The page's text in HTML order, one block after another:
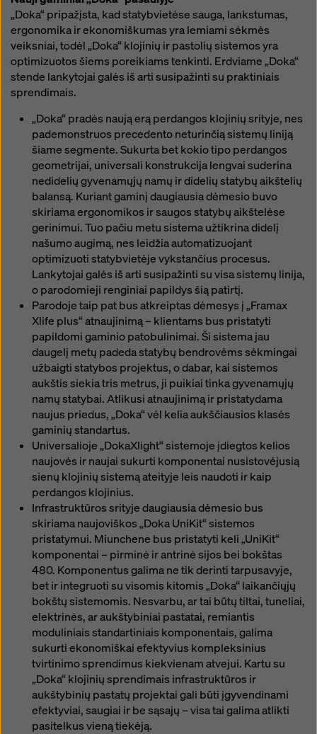
„Doka“ pripažįsta, kad statybvietėse sauga, lankstumas,
ergonomika ir ekonomiškumas yra lemiami sėkmės
veiksniai, todėl „Doka“ klojinių ir pastolių sistemos yra
optimizuotos šiems poreikiams tenkinti. Erdviame „Doka“
stende lankytojai galės iš arti susipažinti su praktiniais
sprendimais.
„Doka“ pradės naują erą perdangos klojinių srityje, nes
pademonstruos precedento neturinčią sistemų liniją
šiame segmente. Sukurta bet kokio tipo perdangos
geometrijai, universali konstrukcija lengvai suderina
nedidelių gyvenamųjų namų ir didelių statybų aikštelių
balansą. Kuriant gaminį daugiausia dėmesio buvo
skiriama ergonomikos ir saugos statybų aikštelėse
gerinimui. Tuo pačiu metu sistema užtikrina didelį
našumo augimą, nes leidžia automatizuojant
optimizuoti statybvietėje vykstančius procesus.
Lankytojai galės iš arti susipažinti su visa sistemų linija,
o parodomieji renginiai papildys šią patirtį.
Parodoje taip pat bus atkreiptas dėmesys į „Framax
Xlife plus“ atnaujinimą – klientams bus pristatyti
papildomi gaminio patobulinimai. Ši sistema jau
daugelį metų padeda statybų bendrovėms sėkmingai
užbaigti statybos projektus, o dabar, kai sistemos
aukštis siekia tris metrus, ji puikiai tinka gyvenamųjų
namų statybai. Atlikusi atnaujinimą ir pristatydama
naujus priedus, „Doka“ vėl kelia aukščiausios klasės
gaminių standartus.
Universalioje „DokaXlight“ sistemoje įdiegtos kelios
naujovės ir naujai sukurti komponentai nusistovėjusią
sienų klojinių sistemą ateityje leis naudoti ir kaip
perdangos klojinius.
Infrastruktūros srityje daugiausia dėmesio bus
skiriama naujoviškos „Doka UniKit“ sistemos
pristatymui. Miunchene bus pristatyti keli „UniKit“
komponentai – pirminė ir antrinė sijos bei bokštas
480. Komponentus galima ne tik derinti tarpusavyje,
bet ir integruoti su visomis kitomis „Doka“ laikančiųjų
bokštų sistemomis. Nesvarbu, ar tai būtų tiltai, tuneliai,
elektrinės, ar aukštybiniai pastatai, remiantis
moduliniais standartiniais komponentais, galima
sukurti ekonomiškai efektyvius kompleksinius
tvirtinimo sprendimus kiekvienam atvejui. Kartu su
„Doka“ klojinių sprendimais infrastruktūros ir
aukštybinių pastatų projektai gali būti įgyvendinami
efektyviai, saugiai ir be sąsajų – visa tai galima atlikti
pasitelkus vieną tiekėją.